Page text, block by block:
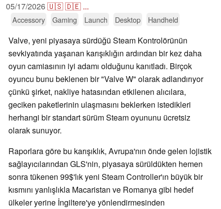
05/17/2026🇺🇸🇩🇪 ...
Accessory Gaming Launch Desktop Handheld
Valve, yeni piyasaya sürdüğü Steam Kontrolörünün
sevkiyatında yaşanan karışıklığın ardından bir kez daha
oyun camiasının iyi adamı olduğunu kanıtladı. Birçok
oyuncu bunu beklenen bir "Valve W" olarak adlandırıyor
çünkü şirket, nakliye hatasından etkilenen alıcılara,
geciken paketlerinin ulaşmasını beklerken istedikleri
herhangi bir standart sürüm Steam oyununu ücretsiz
olarak sunuyor.
Raporlara göre bu karışıklık, Avrupa'nın önde gelen lojistik
sağlayıcılarından GLS'nin, piyasaya sürüldükten hemen
sonra tükenen 99$'lık yeni Steam Controller'ın büyük bir
kısmını yanlışlıkla Macaristan ve Romanya gibi hedef
ülkeler yerine İngiltere'ye yönlendirmesinden